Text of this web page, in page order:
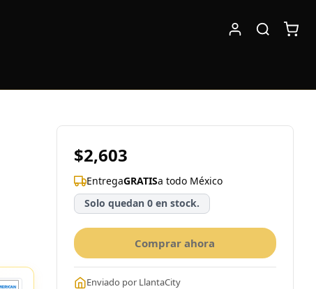
$2,603
EntregaGRATISa todo México
Solo quedan 0 en stock.
Comprar ahora
Enviado por LlantaCity